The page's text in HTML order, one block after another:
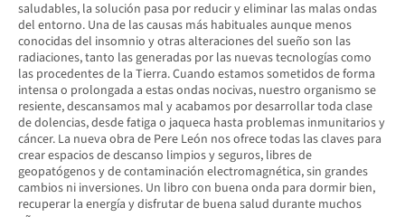
saludables, la solución pasa por reducir y eliminar las malas ondas
del entorno. Una de las causas más habituales aunque menos
conocidas del insomnio y otras alteraciones del sueño son las
radiaciones, tanto las generadas por las nuevas tecnologías como
las procedentes de la Tierra. Cuando estamos sometidos de forma
intensa o prolongada a estas ondas nocivas, nuestro organismo se
resiente, descansamos mal y acabamos por desarrollar toda clase
de dolencias, desde fatiga o jaqueca hasta problemas inmunitarios y
cáncer. La nueva obra de Pere León nos ofrece todas las claves para
crear espacios de descanso limpios y seguros, libres de
geopatógenos y de contaminación electromagnética, sin grandes
cambios ni inversiones. Un libro con buena onda para dormir bien,
recuperar la energía y disfrutar de buena salud durante muchos